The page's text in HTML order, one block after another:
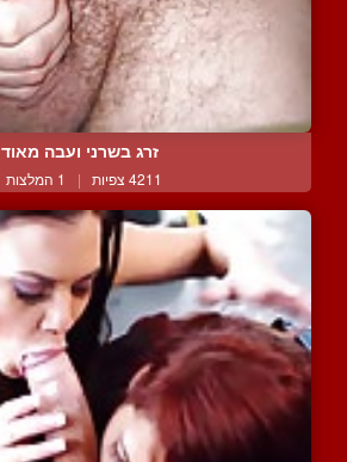
זרג בשרני ועבה מאוד
4211 צפיות | 1 המלצות